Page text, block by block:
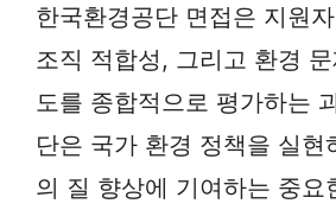
한국환경공단 면접은 지원
조직 적합성, 그리고 환경
도를 종합적으로 평가하는
단은 국가 환경 정책을 실현
의 질 향상에 기여하는 중요